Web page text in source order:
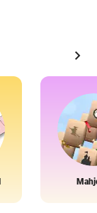
chevron_right